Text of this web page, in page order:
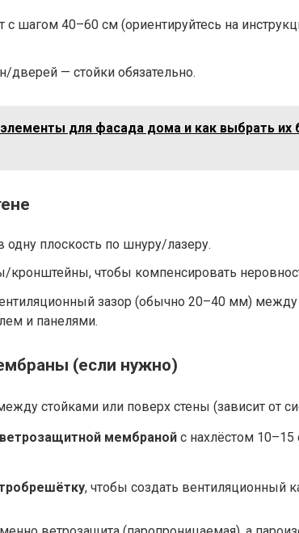
с шагом 40–60 см (ориентируйтесь на
дверей — стойки обязательно.
для фасада дома и как выбрать их
одну плоскость по шнуру/лазеру.
кронштейны, чтобы компенсировать
зазор (обычно 20–40 мм) между
и панелями.
(если нужно)
стойками или поверх стены (зависит от
ветрозащитной мембраной с нахлёстом 10–15
, чтобы создать вентиляционный